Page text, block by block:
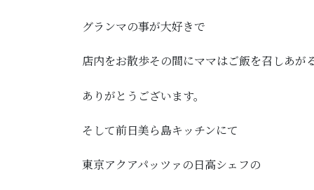
グランマの事が大好きで
店内をお散歩その間にママはご飯を召しあが
ありがとうございます。
そして前日美ら島キッチンにて
東京アクアパッツァの日高シェフの